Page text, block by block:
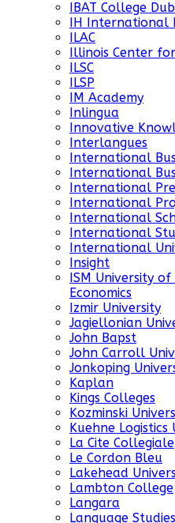
IBAT College
IH International
ILAC
Illinois Center
ILSC
ILSP
IM Academy
Inlingua
Innovative
Interlangues
International
International
International
International
International
International
International
Insight
ISM University
Economics
Izmir University
Jagiellonian
John Bapst
John Carroll
Jonkoping
Kaplan
Kings Colleges
Kozminski
Kuehne Logistics
La Cite Collegiale
Le Cordon Bleu
Lakehead
Lambton College
Langara
Language